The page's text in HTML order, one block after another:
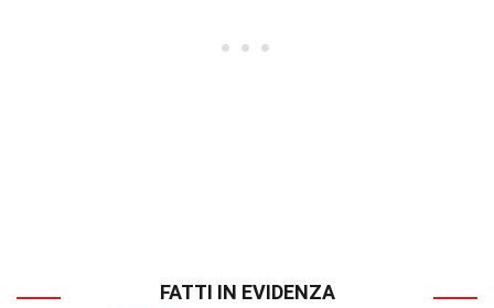
FATTI IN EVIDENZA